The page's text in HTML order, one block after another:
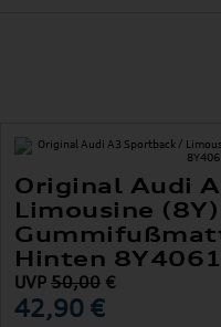
Original Audi
Limousine (8Y)
Hinten
UVP50,00 €
42,90 €